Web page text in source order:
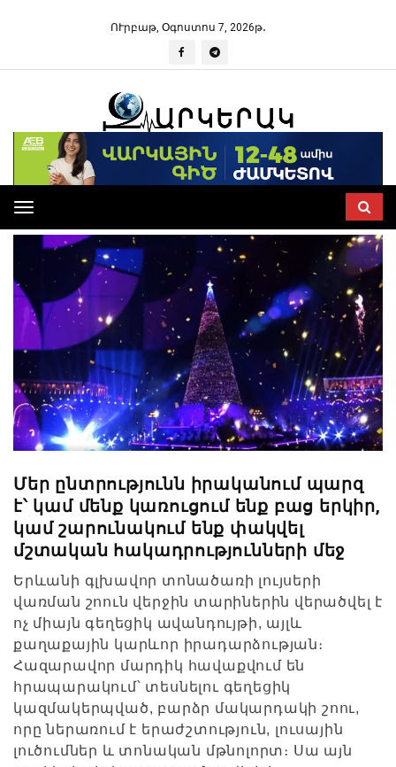
ՈՒրբաթ, Օգոստոս 7, 2026թ․
Toggle
navigation
Մեր ընտրությունն իրականում պարզ
է՝ կամ մենք կառուցում ենք բաց երկիր,
կամ շարունակում ենք փակվել
մշտական հակադրությունների մեջ
Երևանի գլխավոր տոնածառի լույսերի
վառման շոուն վերջին տարիներին վերածվել է
ոչ միայն գեղեցիկ ավանդույթի, այլև
քաղաքային կարևոր իրադարձության։
Հազարավոր մարդիկ հավաքվում են
հրապարակում՝ տեսնելու գեղեցիկ
կազմակերպված, բարձր մակարդակի շոու,
որը ներառում է երաժշտություն, լուսային
լուծումներ և տոնական մթնոլորտ։ Սա այն